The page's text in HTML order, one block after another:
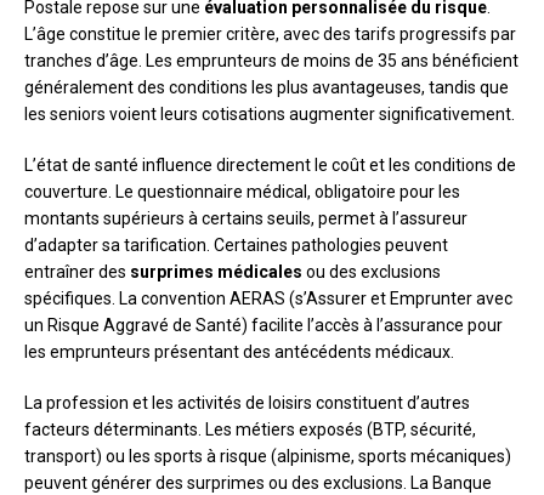
Postale repose sur une évaluation personnalisée du risque
L’âge constitue le premier critère, avec des tarifs progressifs par
tranches d’âge. Les emprunteurs de moins de 35 ans bénéficient
généralement des conditions les plus avantageuses, tandis que
les seniors voient leurs cotisations augmenter significativement.
L’état de santé influence directement le coût et les conditions de
couverture. Le questionnaire médical, obligatoire pour les
montants supérieurs à certains seuils, permet à l’assureur
d’adapter sa tarification. Certaines pathologies peuvent
entraîner des surprimes médicales ou des exclusions
spécifiques. La convention AERAS (s’Assurer et Emprunter avec
un Risque Aggravé de Santé) facilite l’accès à l’assurance pour
les emprunteurs présentant des antécédents médicaux.
La profession et les activités de loisirs constituent d’autres
facteurs déterminants. Les métiers exposés (BTP, sécurité,
transport) ou les sports à risque (alpinisme, sports mécaniques)
peuvent générer des surprimes ou des exclusions. La Banque